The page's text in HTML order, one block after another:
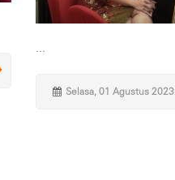
...
Selasa, 01 Agustus 2023